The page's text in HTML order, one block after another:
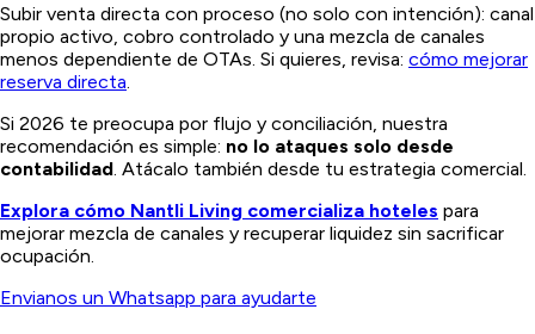
Subir venta directa con proceso (no solo con intención): canal
propio activo, cobro controlado y una mezcla de canales
menos dependiente de OTAs. Si quieres, revisa: cómo mejorar
reserva directa
Si 2026 te preocupa por flujo y conciliación, nuestra
recomendación es simple: no lo ataques solo desde
contabilidad . Atácalo también desde tu estrategia comercial.
Explora cómo Nantli Living comercializa hoteles para
mejorar mezcla de canales y recuperar liquidez sin sacrificar
ocupación.
Envianos un Whatsapp para ayudarte